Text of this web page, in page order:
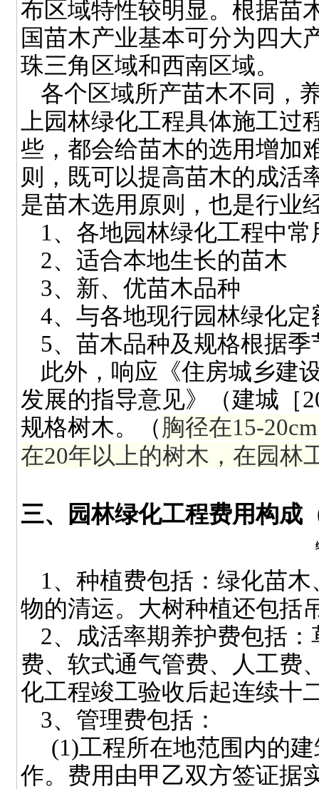
布区域特性较明显。根据苗
国苗木产业基本可分为四大
珠三角区域和西南区域。
各个区域所产苗木不同，
上园林绿化工程具体施工
些，都会给苗木的选用增加
则，既可以提高苗木的成活
是苗木选用原则，也是行业
1 、各地园林绿化工程中
2、适合本地生长的苗木
3、新、优苗木品种
4、与各地现行园林绿化定
5、苗木品种及规格根据
此外，响应《住房城乡建
发展的指导意见》（建城［
规格树木。（ 胸径在15-20cm
在20年以上的树木，在园林
三、园林绿化工程费用构成
1 、种植费包括：绿化苗
物的清运。大树种植还包括
2、成活率期养护费包括
费、软式通气管费、人工费
化工程竣工验收后起连续十
3、管理费包括：
(1)工程所在地范围内的
作。费用由甲乙双方签证据